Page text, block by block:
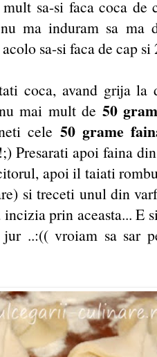
mult sa-si faca coca
ma induram sa ma
sa-si faca de cap
coca, avand grija
mai mult de 50
cele50 grame
Presarati apoi faina
apoi il taiati
si treceti unul din
prin aceasta... E
..:(( vroiam sa sar